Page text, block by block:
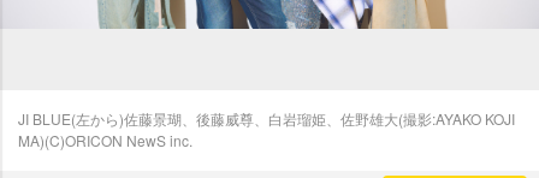
JI BLUE(左から)佐藤景瑚、後藤威尊、白岩瑠姫、佐野雄大(撮影:AYAKO KOJI
MA)(C)ORICON NewS inc.